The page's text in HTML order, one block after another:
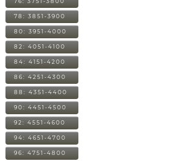
78: 3851-3900
80: 3951-4000
82: 4051-4100
84: 4151-4200
86: 4251-4300
88: 4351-4400
90: 4451-4500
92: 4551-4600
94: 4651-4700
96: 4751-4800